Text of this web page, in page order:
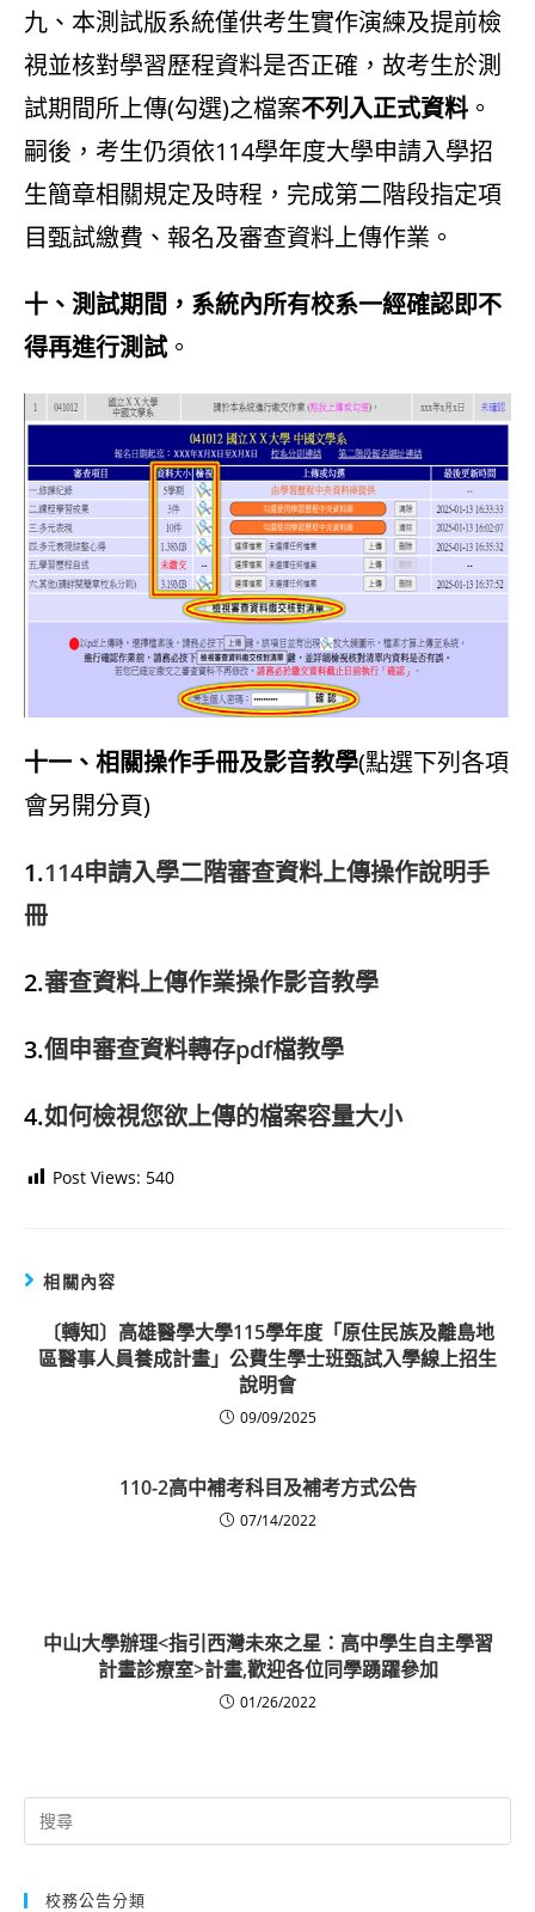
九、本測試版系統僅供考生實作演練及提前檢
視並核對學習歷程資料是否正確，故考生於測
試期間所上傳(勾選)之檔案不列入正式資料 。
嗣後，考生仍須依114學年度大學申請入學招
生簡章相關規定及時程，完成第二階段指定項
目甄試繳費、報名及審查資料上傳作業。
十、測試期間，系統內所有校系一經確認即不
得再進行測試。
十一、相關操作手冊及影音教學(點選下列各項
會另開分頁)
1.114申請入學二階審查資料上傳操作說明手
冊
2.審查資料上傳作業操作影音教學
3.個申審查資料轉存pdf檔教學
4.如何檢視您欲上傳的檔案容量大小
Post Views: 540
相關內容
〔轉知〕高雄醫學大學115學年度「原住民族及離島地
區醫事人員養成計畫」公費生學士班甄試入學線上招生
說明會
09/09/2025
110-2高中補考科目及補考方式公告
07/14/2022
中山大學辦理<指引西灣未來之星：高中學生自主學習
計畫診療室>計畫,歡迎各位同學踴躍參加
01/26/2022
Search
for:
校務公告分類